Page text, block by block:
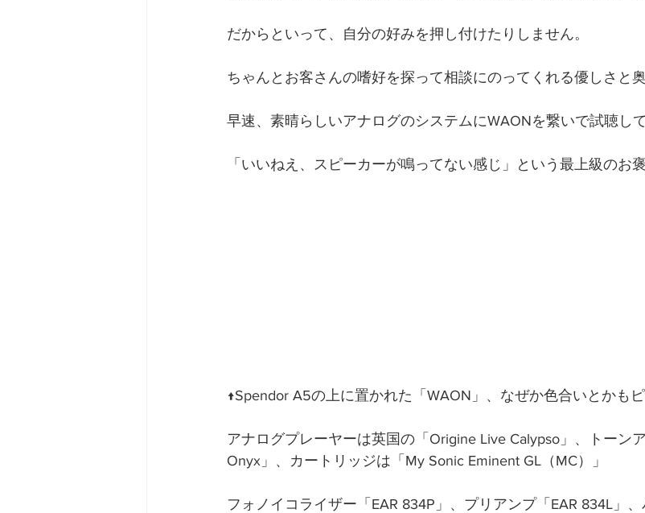
だからといって、自分の好みを押し付けたりしません。
ちゃんとお客さんの嗜好を探って相談にのってくれる優しさと
早速、素晴らしいアナログのシステムにWAONを繋いで試聴し
「いいねえ、スピーカーが鳴ってない感じ」という最上級のお
↑Spendor A5の上に置かれた「WAON」、なぜか色合いとかも
アナログプレーヤーは英国の「Origine Live Calypso」、トーン
Onyx」、カートリッジは「My Sonic Eminent GL（MC）」
フォノイコライザー「EAR 834P」、プリアンプ「EAR 834L」